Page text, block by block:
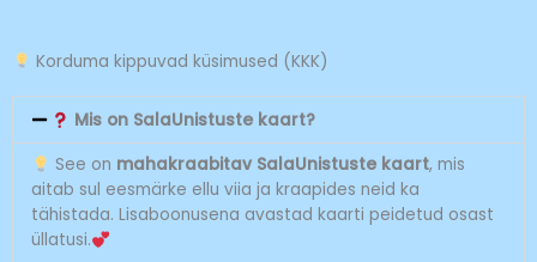
Korduma kippuvad küsimused (KKK)
Mis on SalaUnistuste kaart?
See on mahakraabitav SalaUnistuste kaart, mis
aitab sul eesmärke ellu viia ja kraapides neid ka
tähistada. Lisaboonusena avastad kaarti peidetud osast
üllatusi.